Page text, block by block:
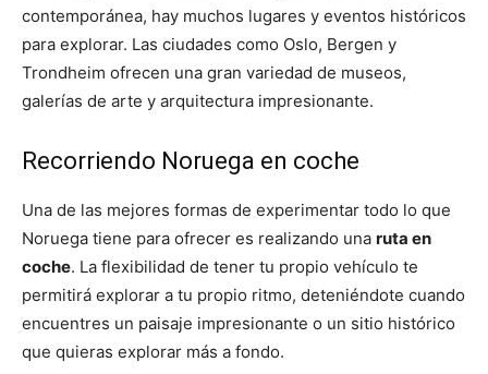
contemporánea, hay muchos lugares y eventos históricos
para explorar. Las ciudades como Oslo, Bergen y
Trondheim ofrecen una gran variedad de museos,
galerías de arte y arquitectura impresionante.
Recorriendo Noruega en coche
Una de las mejores formas de experimentar todo lo que
Noruega tiene para ofrecer es realizando una ruta en
coche. La flexibilidad de tener tu propio vehículo te
permitirá explorar a tu propio ritmo, deteniéndote cuando
encuentres un paisaje impresionante o un sitio histórico
que quieras explorar más a fondo.